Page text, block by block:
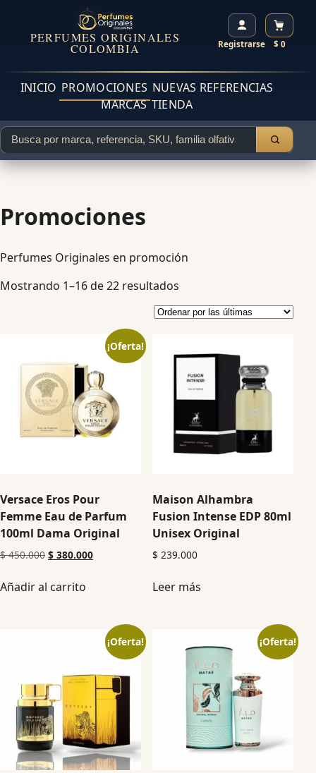
PERFUMES ORIGINALES
COLOMBIA Registrarse $ 0
INICIO PROMOCIONES NUEVAS REFERENCIAS
MARCAS TIENDA
Promociones
Perfumes Originales en promoción
Mostrando 1–16 de 22 resultados
¡Oferta!
Versace Eros Pour
Femme Eau de Parfum
100ml Dama Original
$450.000 $ 380.000
Añadir al carrito
Maison Alhambra
Fusion Intense EDP 80ml
Unisex Original
$ 239.000
Leer más
¡Oferta! ¡Oferta!